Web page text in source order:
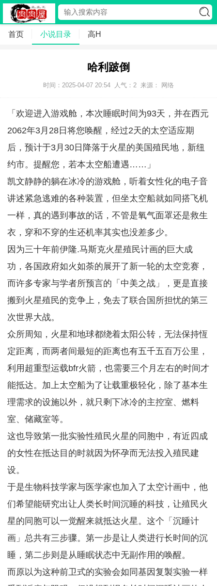
首页 小说目录 高H
哈利跛倒
时间：2025-04-07 20:54 人气： 2 来源： 网络
「欢迎进入游戏舱，本次睡眠时间为93天，并在西元
2062年3月28日将您唤醒，经过2天的太空适应期
后，预计于3月30日降落于火星的美国殖民地，新纽
约市。提醒您，若本太空船遭遇……」
凯文静静的躺在冰冷的游戏舱，听着女性化的电子音
讲述紧急逃难的各种装置，但坐太空船就如同搭飞机
一样，真的遇到事故的话，不管是氧气面罩还是救生
衣，穿和不穿的生还机率其实也没差多少。
因为三十年前伊隆.马斯克火星殖民计画的巨大成
功，各国政府如火如荼的展开了新一轮的太空竞赛，
而许多专家与学者所预言的「中美之战」，更是直接
搬到火星殖民的竞争上，免去了联合国所担忧的第三
次世界大战。
众所周知，火星和地球都绕着太阳公转，无法保持恆
定距离，而两者间最短的距离也有五千五百万公里，
利用超重型运载bfr火箭，也需要三个月左右的时间才
能抵达。加上太空船为了让载重极轻化，除了基本生
理需求的设施以外，就只剩下冰冷的主控室、燃料
室、储藏室等。
这也导致第一批实验性殖民火星的同胞中，有近四成
的女性在抵达目的时就因为怀孕而无法投入殖民建
设。
于是生物科技学家与医学家也加入了太空计画中，他
们希望能研究出让人类长时间沉睡的科技，让殖民火
星的同胞可以一觉醒来就抵达火星。这个「沉睡计
画」总共有三步骤。第一步是让人类进行长时间的沉
睡，第二步则是从睡眠状态中无副作用的唤醒。
而原以为这种前卫式的实验会如同基因复製实验一样